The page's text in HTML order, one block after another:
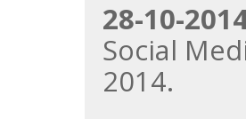
28-10-
Social
2014.